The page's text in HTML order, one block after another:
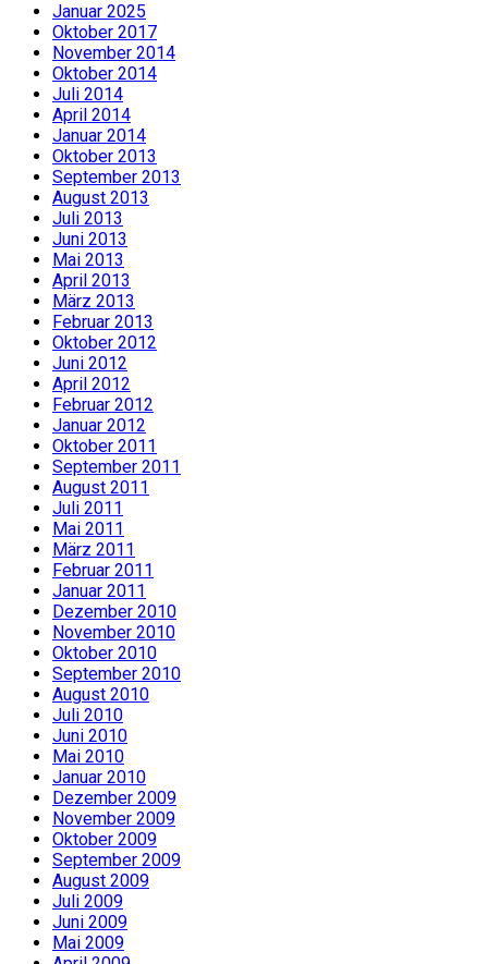
Januar 2025
Oktober 2017
November 2014
Oktober 2014
Juli 2014
April 2014
Januar 2014
Oktober 2013
September 2013
August 2013
Juli 2013
Juni 2013
Mai 2013
April 2013
März 2013
Februar 2013
Oktober 2012
Juni 2012
April 2012
Februar 2012
Januar 2012
Oktober 2011
September 2011
August 2011
Juli 2011
Mai 2011
März 2011
Februar 2011
Januar 2011
Dezember 2010
November 2010
Oktober 2010
September 2010
August 2010
Juli 2010
Juni 2010
Mai 2010
Januar 2010
Dezember 2009
November 2009
Oktober 2009
September 2009
August 2009
Juli 2009
Juni 2009
Mai 2009